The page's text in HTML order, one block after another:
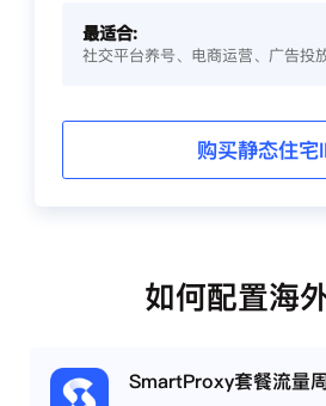
最适合:
社交平台养号、电商运营、广告投
购买静态住宅
如何配置海
SmartProxy套餐流量